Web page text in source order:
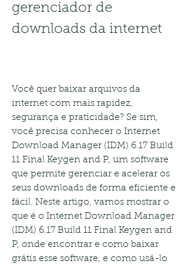
gerenciador de
downloads da internet
Você quer baixar arquivos da
internet com mais rapidez,
segurança e praticidade? Se sim,
você precisa conhecer o Internet
Download Manager (IDM) 6.17 Build
11 Final Keygen and P, um software
que permite gerenciar e acelerar os
seus downloads de forma eficiente e
fácil. Neste artigo, vamos mostrar o
que é o Internet Download Manager
(IDM) 6.17 Build 11 Final Keygen and
P, onde encontrar e como baixar
grátis esse software, e como usá-lo